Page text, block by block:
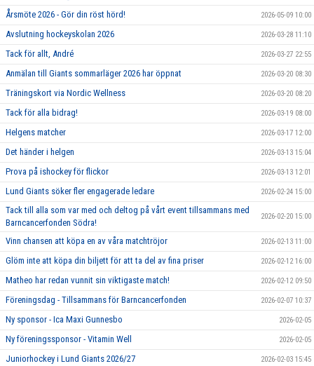
Årsmöte 2026 - Gör din röst hörd! 2026-05-09 10:00
Avslutning hockeyskolan 2026 2026-03-28 11:10
Tack för allt, André 2026-03-27 22:55
Anmälan till Giants sommarläger 2026 har öppnat 2026-03-20 08:30
Träningskort via Nordic Wellness 2026-03-20 08:20
Tack för alla bidrag! 2026-03-19 08:00
Helgens matcher 2026-03-17 12:00
Det händer i helgen 2026-03-13 15:04
Prova på ishockey för flickor 2026-03-13 12:01
Lund Giants söker fler engagerade ledare 2026-02-24 15:00
Tack till alla som var med och deltog på vårt event tillsammans med
Barncancerfonden Södra!
2026-02-20 15:00
Vinn chansen att köpa en av våra matchtröjor 2026-02-13 11:00
Glöm inte att köpa din biljett för att ta del av fina priser 2026-02-12 16:00
Matheo har redan vunnit sin viktigaste match! 2026-02-12 09:50
Föreningsdag - Tillsammans för Barncancerfonden 2026-02-07 10:37
Ny sponsor - Ica Maxi Gunnesbo 2026-02-05
Ny föreningssponsor - Vitamin Well 2026-02-05
Juniorhockey i Lund Giants 2026/27 2026-02-03 15:45